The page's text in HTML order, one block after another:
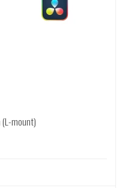
(L-mount)